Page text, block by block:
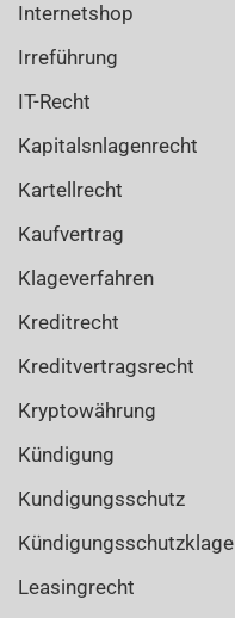
Internetshop
Irreführung
IT-Recht
Kapitalsnlagenrecht
Kartellrecht
Kaufvertrag
Klageverfahren
Kreditrecht
Kreditvertragsrecht
Kryptowährung
Kündigung
Kundigungsschutz
Kündigungsschutzklage
Leasingrecht